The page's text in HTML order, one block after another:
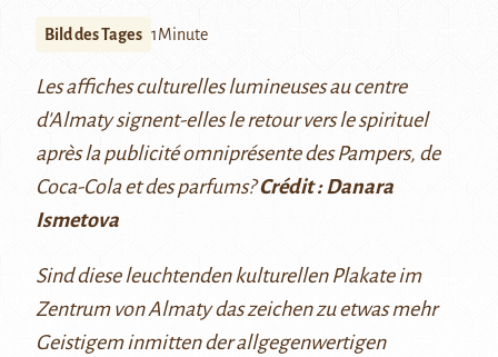
Bild des Tages 1Minute
Les affiches culturelles lumineuses au centre
d'Almaty signent-elles le retour vers le spirituel
après la publicité omniprésente des Pampers, de
Coca-Cola et des parfums?Crédit : Danara
Ismetova
Sind diese leuchtenden kulturellen Plakate im
Zentrum von Almaty das zeichen zu etwas mehr
Geistigem inmitten der allgegenwertigen